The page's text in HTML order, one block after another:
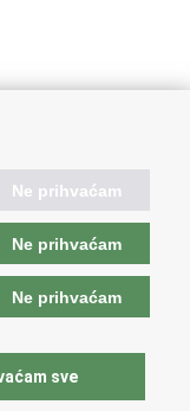
Ne prihvaćam
Ne prihvaćam
Ne prihvaćam
sve